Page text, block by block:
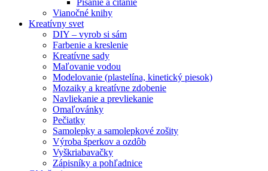
Vianočné knihy
Kreatívny svet
DIY – vyrob si sám
Farbenie a kreslenie
Kreatívne sady
Maľovanie vodou
Modelovanie (plastelína, kinetický piesok)
Mozaiky a kreatívne zdobenie
Navliekanie a prevliekanie
Omaľovánky
Pečiatky
Samolepky a samolepkové zošity
Výroba šperkov a ozdôb
Vyškriabavačky
Zápisníky a pohľadnice